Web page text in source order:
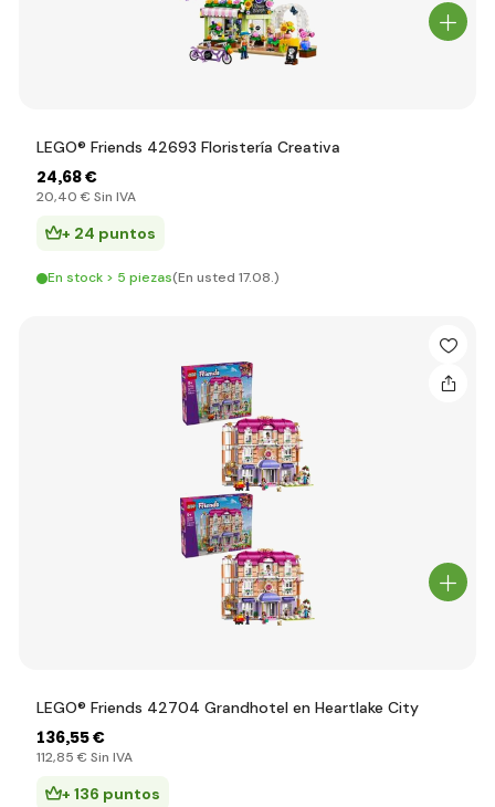
LEGO® Friends 42693 Floristería Creativa
24,68 €
20,40 € Sin IVA
+ 24 puntos
En stock > 5 piezas(En usted 17.08.)
LEGO® Friends 42704 Grandhotel en Heartlake City
136,55 €
112,85 € Sin IVA
+ 136 puntos